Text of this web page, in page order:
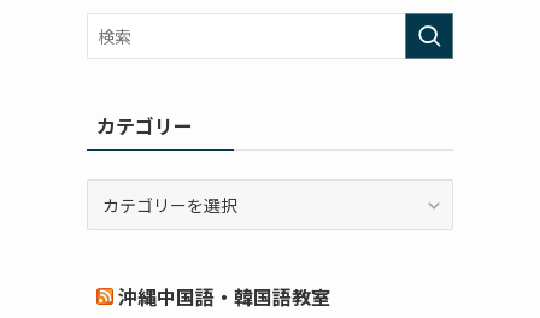
カテゴリー
ー
沖縄中国語・韓国語教室